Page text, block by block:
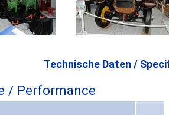
Technische Daten /
/ Performance